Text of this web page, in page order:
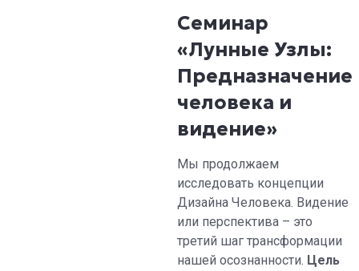
Семинар
«Лунные Узлы:
Предназначение
человека и
видение»
Мы продолжаем
исследовать концепции
Дизайна Человека. Видение
или перспектива – это
третий шаг трансформации
нашей осознанности. Цель